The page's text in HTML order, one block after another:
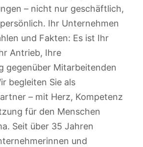
– nicht nur geschäftlich,
Ihr Unternehmen
und Fakten: Es ist Ihr
Antrieb, Ihre
gegenüber Mitarbeitenden
begleiten Sie als
– mit Herz, Kompetenz
für den Menschen
Seit über 35 Jahren
und